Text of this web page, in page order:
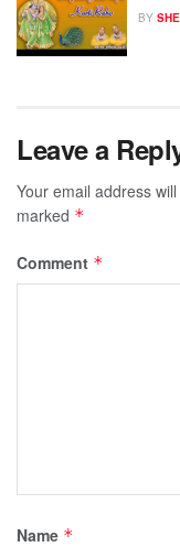
BY
Leave a
Your email address
marked *
Comment *
Name *